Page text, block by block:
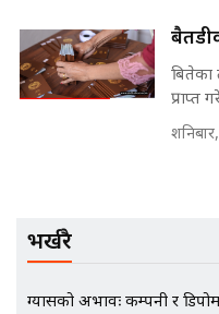
बितेका
प्राप्त
भर्खरै
ग्यासको अभावः कम्पनी र